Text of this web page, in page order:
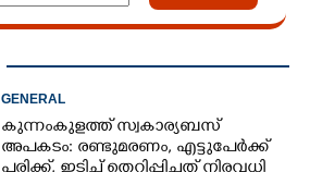
GENERAL
കുന്നംകുളത്ത് സ്വകാര്യബസ്
അപകടം: രണ്ടുമരണം, എട്ടുപേർക്ക്